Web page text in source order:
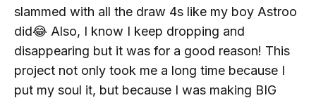
slammed with all the draw 4s like my boy Astroo
did😂 Also, I know I keep dropping and
disappearing but it was for a good reason! This
project not only took me a long time because I
put my soul it, but because I was making BIG